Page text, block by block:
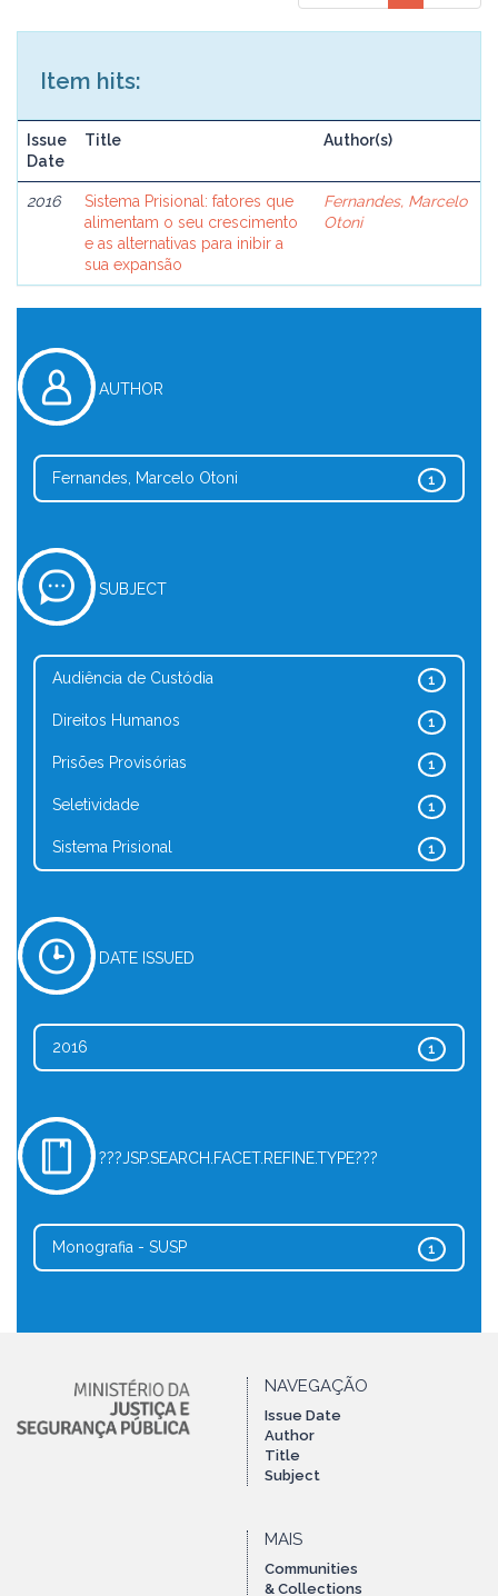
Item hits:
Issue
Date
Title Author(s)
2016
Sistema Prisional: fatores que
alimentam o seu crescimento
e as alternativas para inibir a
sua expansão
Fernandes, Marcelo
Otoni
AUTHOR
1
Fernandes, Marcelo Otoni
SUBJECT
1
Audiência de Custódia
1
Direitos Humanos
1
Prisões Provisórias
1
Seletividade
1
Sistema Prisional
DATE ISSUED
1
2016
???JSP.SEARCH.FACET.REFINE.TYPE???
1
Monografia - SUSP
NAVEGAÇÃO
Issue Date
Author
Title
Subject
MAIS
Communities
& Collections